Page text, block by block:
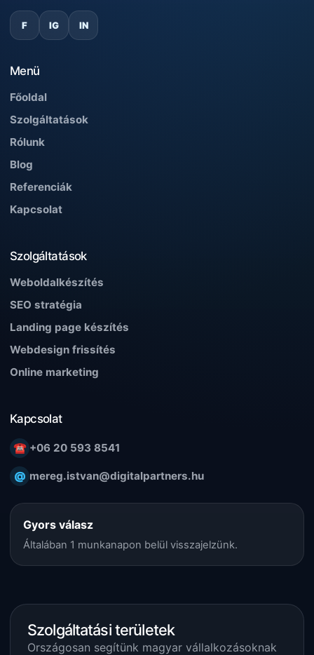
F IG IN
Menü
Főoldal
Szolgáltatások
Rólunk
Blog
Referenciák
Kapcsolat
Szolgáltatások
Weboldalkészítés
SEO stratégia
Landing page készítés
Webdesign frissítés
Online marketing
Kapcsolat
☎ +06 20 593 8541
@ mereg.istvan@digitalpartners.hu
Gyors válasz
Általában 1 munkanapon belül visszajelzünk.
Szolgáltatási területek
Országosan segítünk magyar vállalkozásoknak